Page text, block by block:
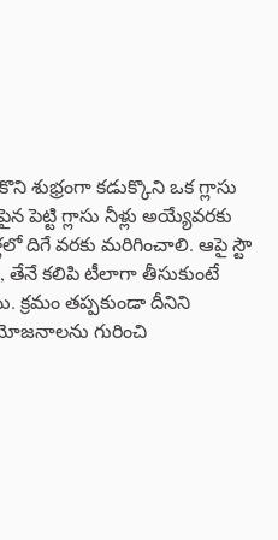
శుభ్రంగా కడుక్కొని ఒక గ్లాసు
పెట్టి గ్లాసు నీళ్లు అయ్యేవరకు
దిగే వరకు మరిగించాలి. ఆపై స్టౌ
తేనే కలిపి టీలాగా తీసుకుంటే
తప్పకుండా దీనిని
గురించి